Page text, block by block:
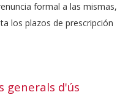
formal a las mismas,
los plazos de prescripción
generals d'ús